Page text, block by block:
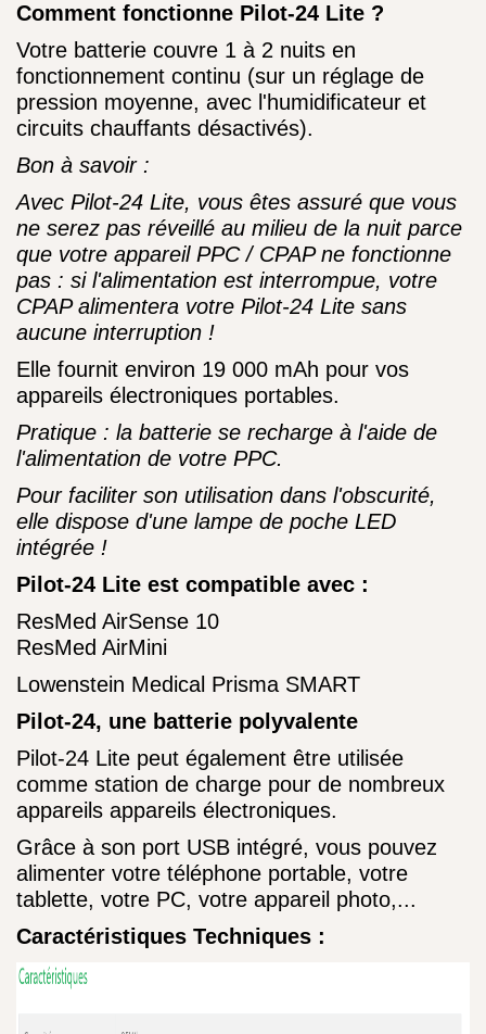
Comment fonctionne Pilot-24 Lite ?
Votre batterie couvre 1 à 2 nuits en
fonctionnement continu (sur un réglage de
pression moyenne, avec l'humidificateur et
circuits chauffants désactivés).
Bon à savoir :
Avec Pilot-24 Lite, vous êtes assuré que vous
ne serez pas réveillé au milieu de la nuit parce
que votre appareil PPC / CPAP ne fonctionne
pas : si l'alimentation est interrompue, votre
CPAP alimentera votre Pilot-24 Lite sans
aucune interruption !
Elle fournit environ 19 000 mAh pour vos
appareils électroniques portables.
Pratique : la batterie se recharge à l'aide de
l'alimentation de votre PPC.
Pour faciliter son utilisation dans l'obscurité,
elle dispose d'une lampe de poche LED
intégrée !
Pilot-24 Lite est compatible avec :
ResMed AirSense 10
ResMed AirMini
Lowenstein Medical Prisma SMART
Pilot-24, une batterie polyvalente
Pilot-24 Lite peut également être utilisée
comme station de charge pour de nombreux
appareils appareils électroniques.
Grâce à son port USB intégré, vous pouvez
alimenter votre téléphone portable, votre
tablette, votre PC, votre appareil photo,...
Caractéristiques Techniques :